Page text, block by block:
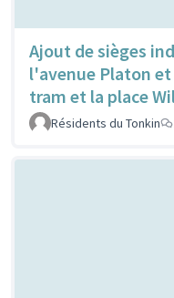
Ajout de sièges
l'avenue Platon
tram et la place
Résidents du Tonkin